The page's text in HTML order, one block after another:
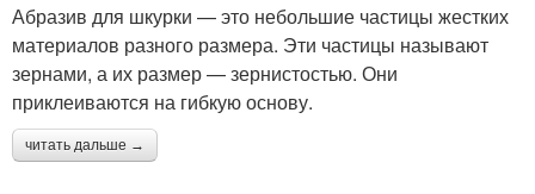
Абразив для шкурки — это небольшие частицы жестких
материалов разного размера. Эти частицы называют
зернами, а их размер — зернистостью. Они
приклеиваются на гибкую основу.
читать дальше →